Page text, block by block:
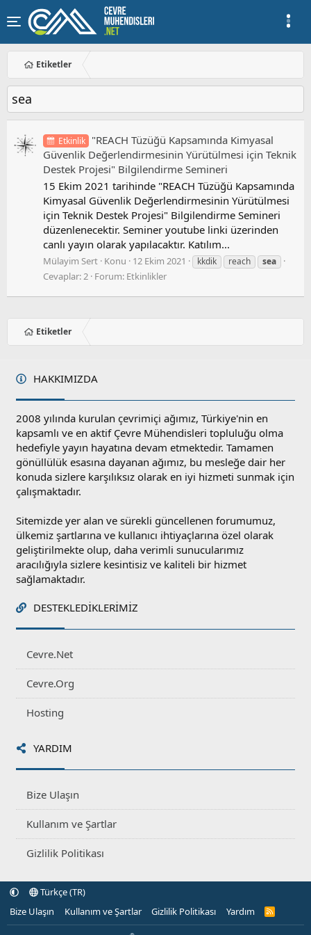
Etiketler
sea
Etkinlik "REACH Tüzüğü Kapsamında Kimyasal
Güvenlik Değerlendirmesinin Yürütülmesi için Teknik
Destek Projesi" Bilgilendirme Semineri
15 Ekim 2021 tarihinde "REACH Tüzüğü Kapsamında
Kimyasal Güvenlik Değerlendirmesinin Yürütülmesi
için Teknik Destek Projesi" Bilgilendirme Semineri
düzenlenecektir. Seminer youtube linki üzerinden
canlı yayın olarak yapılacaktır. Katılım...
Mülayim Sert Konu 12 Ekim 2021 kkdik reach sea
Cevaplar: 2 Forum: Etkinlikler
Etiketler
HAKKIMIZDA
2008 yılında kurulan çevrimiçi ağımız, Türkiye'nin en
kapsamlı ve en aktif Çevre Mühendisleri topluluğu olma
hedefiyle yayın hayatına devam etmektedir. Tamamen
gönüllülük esasına dayanan ağımız, bu mesleğe dair her
konuda sizlere karşılıksız olarak en iyi hizmeti sunmak için
çalışmaktadır.
Sitemizde yer alan ve sürekli güncellenen forumumuz,
ülkemiz şartlarına ve kullanıcı ihtiyaçlarına özel olarak
geliştirilmekte olup, daha verimli sunucularımız
aracılığıyla sizlere kesintisiz ve kaliteli bir hizmet
sağlamaktadır.
DESTEKLEDIKLERIMIZ
Cevre.Net
Cevre.Org
Hosting
YARDIM
Bize Ulaşın
Kullanım ve Şartlar
Gizlilik Politikası
Türkçe (TR)
Bize Ulaşın
Kullanım ve Şartlar Gizlilik Politikası Yardım
R